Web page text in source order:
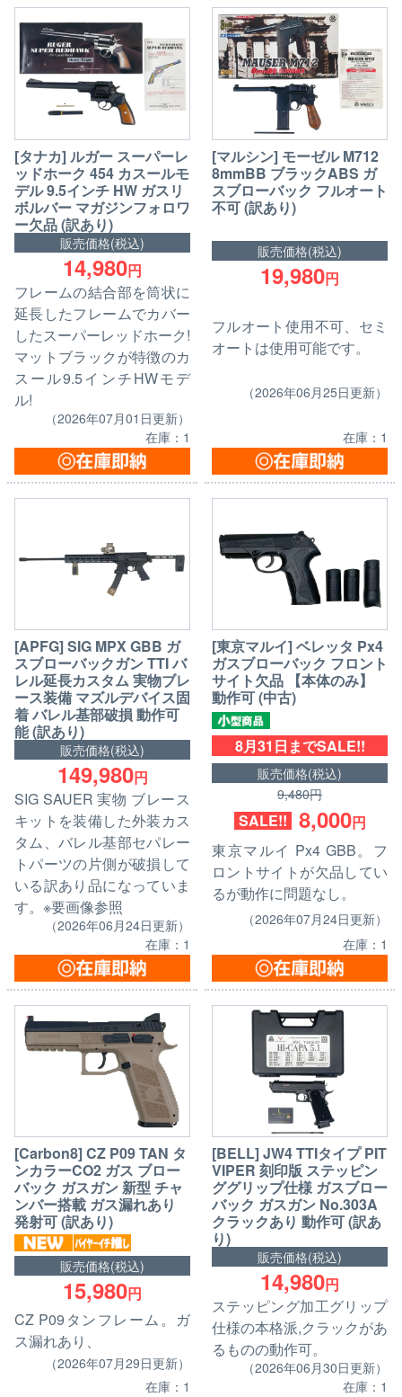
[タナカ] ルガー スーパーレ
ッドホーク 454 カスールモ
デル 9.5インチ HW ガスリ
ボルバー マガジンフォロワ
ー欠品 (訳あり)
販売価格(税込)
14,980円
フレームの結合部を筒状に
延長したフレームでカバー
したスーパーレッドホーク!
マットブラックが特徴のカ
スール9.5インチHWモデ
ル!
（2026年07月01日更新）
在庫：1
[マルシン] モーゼル M712
8mmBB ブラックABS ガ
スブローバック フルオート
不可 (訳あり)
販売価格(税込)
19,980円
フルオート使用不可、セミ
オートは使用可能です。
（2026年06月25日更新）
在庫：1
[APFG] SIG MPX GBB ガ
スブローバックガン TTI バ
レル延長カスタム 実物ブレ
ース装備 マズルデバイス固
着 バレル基部破損 動作可
能 (訳あり)
販売価格(税込)
149,980円
SIG SAUER 実物 ブレース
キットを装備した外装カス
タム、バレル基部セパレー
トパーツの片側が破損して
いる訳あり品になっていま
す。※要画像参照
（2026年06月24日更新）
在庫：1
[東京マルイ] ベレッタ Px4
ガスブローバック フロント
サイト欠品 【本体のみ】
動作可 (中古)
8月31日までSALE!!
販売価格(税込)
9,480円
SALE!! 8,000円
東京マルイ Px4 GBB。フ
ロントサイトが欠品してい
るが動作に問題なし。
（2026年07月24日更新）
在庫：1
[Carbon8] CZ P09 TAN タ
ンカラーCO2 ガス ブロー
バック ガスガン 新型 チャ
ンバー搭載 ガス漏れあり
発射可 (訳あり)
販売価格(税込)
15,980円
CZ P09タンフレーム。ガ
ス漏れあり、
（2026年07月29日更新）
在庫：1
[BELL] JW4 TTIタイプ PIT
VIPER 刻印版 ステッピン
ググリップ仕様 ガスブロー
バック ガスガン No.303A
クラックあり 動作可 (訳あ
り)
販売価格(税込)
14,980円
ステッピング加工グリップ
仕様の本格派,クラックがあ
るものの動作可。
（2026年06月30日更新）
在庫：1